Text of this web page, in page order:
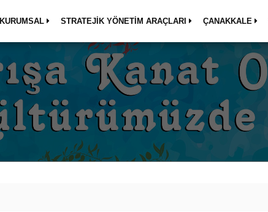
KURUMSAL STRATEJİK YÖNETİM ARAÇLARI ÇANAKKALE